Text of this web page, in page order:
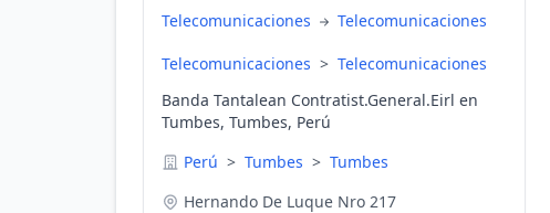
Telecomunicaciones Telecomunicaciones
Telecomunicaciones > Telecomunicaciones
Banda Tantalean Contratist.General.Eirl en
Tumbes, Tumbes, Perú
Perú > Tumbes > Tumbes
Hernando De Luque Nro 217